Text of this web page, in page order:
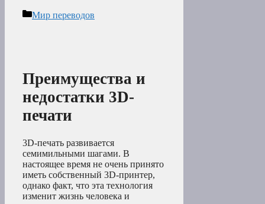
Рубрики
Мир переводов
Преимущества и
недостатки 3D-
печати
3D-печать развивается
семимильными шагами. В
настоящее время не очень принято
иметь собственный 3D-принтер,
однако факт, что эта технология
изменит жизнь человека и